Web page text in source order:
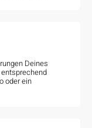
Deines
oder ein